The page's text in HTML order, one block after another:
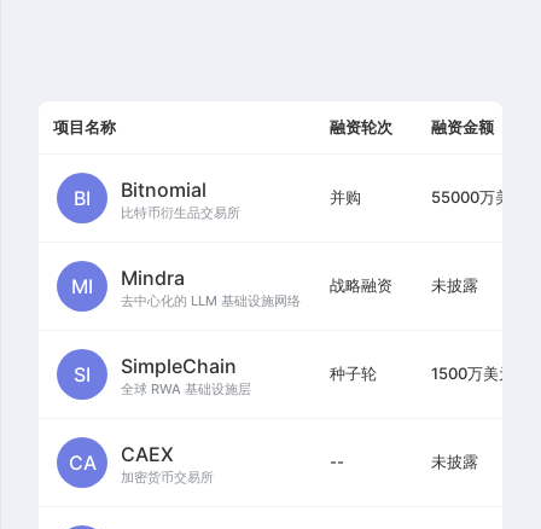
项目名称 融资轮次 融资金额
BI Bitnomial
比特币衍生品交易所
并购 55000万美元
MI Mindra
去中心化的 LLM 基础设施网络
战略融资 未披露
SI SimpleChain
全球 RWA 基础设施层
种子轮 1500万美元
CA CAEX
加密货币交易所
-- 未披露